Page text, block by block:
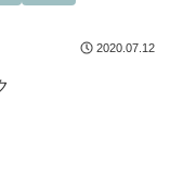
2020.07.12